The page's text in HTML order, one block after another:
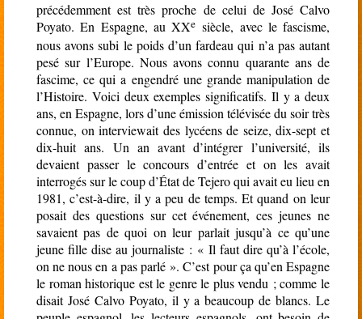
précédemment est très proche de celui de José Calvo
Poyato. En Espagne, au XXe siècle, avec le fascisme,
nous avons subi le poids d’un fardeau qui n’a pas autant
pesé sur l’Europe. Nous avons connu quarante ans de
fascime, ce qui a engendré une grande manipulation de
l’Histoire. Voici deux exemples significatifs. Il y a deux
ans, en Espagne, lors d’une émission télévisée du soir très
connue, on interviewait des lycéens de seize, dix-sept et
dix-huit ans. Un an avant d’intégrer l’université, ils
devaient passer le concours d’entrée et on les avait
interrogés sur le coup d’État de Tejero qui avait eu lieu en
1981, c’est-à-dire, il y a peu de temps. Et quand on leur
posait des questions sur cet événement, ces jeunes ne
savaient pas de quoi on leur parlait jusqu’à ce qu’une
jeune fille dise au journaliste : « Il faut dire qu’à l’école,
on ne nous en a pas parlé ». C’est pour ça qu’en Espagne
le roman historique est le genre le plus vendu ; comme le
disait José Calvo Poyato, il y a beaucoup de blancs. Le